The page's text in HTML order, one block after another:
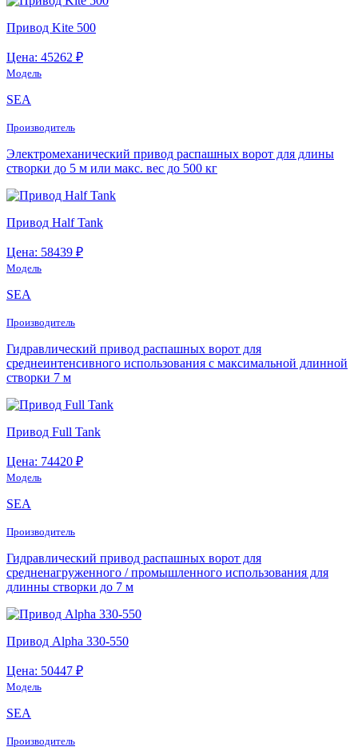
Привод Kite 500
Цена: 45262 ₽
Модель
SEA
Производитель
Электромеханический привод распашных ворот для длины
створки до 5 м или макс. вес до 500 кг
Привод Half Tank
Цена: 58439 ₽
Модель
SEA
Производитель
Гидравлический привод распашных ворот для
среднеинтенсивного использования с максимальной длинной
створки 7 м
Привод Full Tank
Цена: 74420 ₽
Модель
SEA
Производитель
Гидравлический привод распашных ворот для
средненагруженного / промышленного использования для
длинны створки до 7 м
Привод Alpha 330-550
Цена: 50447 ₽
Модель
SEA
Производитель